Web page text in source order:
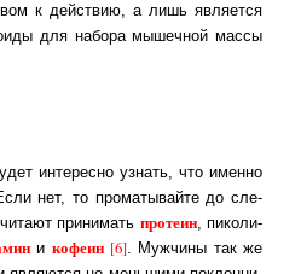
к действию, а лишь яв­ля­ет­ся
для набора мы­шеч­ной мас­сы
интересно узнать, что именно
нет, то проматывайте до сле­
принимать протеин, пи­ко­ли­
и кофеин [6]. Муж­чи­ны так же